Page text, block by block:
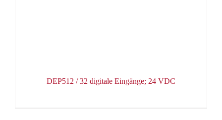
DEP512 / 32 digitale Eingänge; 24 VDC